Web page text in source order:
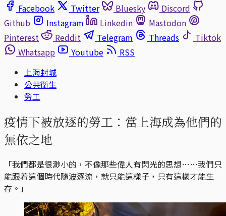
Facebook
Twitter Bluesky
Discord
Github
Instagram Linkedin
Mastodon
Pinterest
Reddit Telegram Threads
Tiktok
Whatsapp
Youtube
RSS
上海封城
公共衛生
勞工
疫情下被放逐的勞工：當上海成為他們的
無依之地
「我們都是很渺小的，不像那些偉人有閃光的思想……我們只
能跟着這個時代隨波逐流，就只能這樣子，只有這樣才能生
存。」